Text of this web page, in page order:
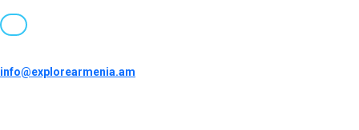
info@explorearmenia.am